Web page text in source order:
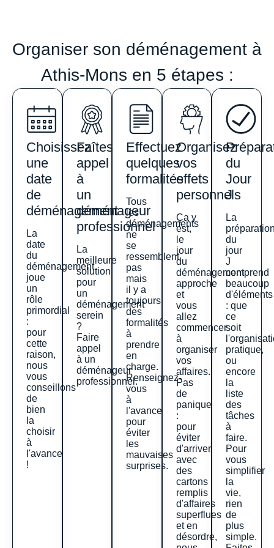
Organiser son déménagement à
Athis-Mons en 5 étapes :
Choisissez
une
date
de
déménagement
La
date
du
déménagement
joue
un
rôle
primordial
:
pour
cette
raison,
nous
vous
conseillons
de
bien
la
choisir
à
l'avance
!
Faîtes
appel
à
un
déménageur
professionnel
La
meilleure
solution
pour
un
déménagement
serein
?
Faire
appel
à un
déménageur
professionnel.
Effectuez
quelques
formalités
Tous
les
déménagements
ne
se
ressemblent
pas
mais
il y a
toujours
des
formalités
à
prendre
en
charge.
Renseignez-
vous
à
l'avance
pour
éviter
les
mauvaises
surprises.
Organisez
vos
effets
personnels
Ça y
est,
le
jour
du
déménagement
approche
et
vous
allez
commencer
à
organiser
vos
affaires.
Pas
de
panique
:
pour
éviter
d'arriver
avec
des
cartons
remplis
d'affaires
superflues
et en
désordre,
du
Jour
J
La
du
jour
J
comprend
beaucoup
d'éléments
: que
ce
soit
pratique,
ou
encore
la
liste
des
tâches
à
faire.
Pour
vous
simplifier
la
vie,
rien
de
plus
simple.